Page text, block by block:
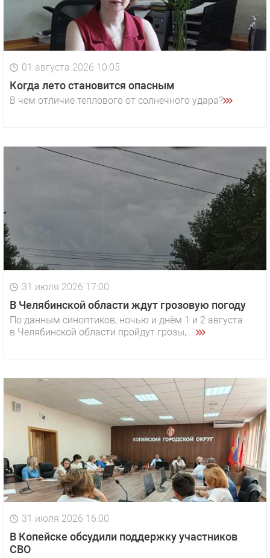
01 августа 2026 10:05
Когда лето становится опасным
В чем отличие теплового от солнечного удара?
31 июля 2026 17:00
В Челябинской области ждут грозовую погоду
По данным синоптиков, ночью и днём 1 и 2 августа
в Челябинской области пройдут грозы, ...
31 июля 2026 16:00
В Копейске обсудили поддержку участников
СВО